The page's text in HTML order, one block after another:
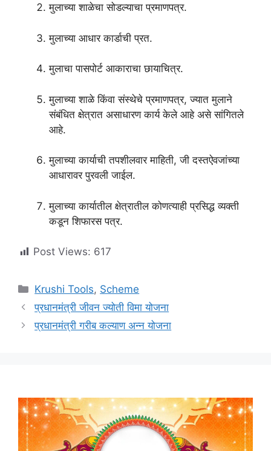
मुलाच्या शाळेचा सोडल्याचा प्रमाणपत्र.
मुलाच्या आधार कार्डाची प्रत.
मुलाचा पासपोर्ट आकाराचा छायाचित्र.
मुलाच्या शाळे किंवा संस्थेचे प्रमाणपत्र, ज्यात मुलाने
संबंधित क्षेत्रात असाधारण कार्य केले आहे असे सांगितले
आहे.
मुलाच्या कार्याची तपशीलवार माहिती, जी दस्तऐवजांच्या
आधारावर पुरवली जाईल.
मुलाच्या कार्यातील क्षेत्रातील कोणत्याही प्रसिद्ध व्यक्ती
कडून शिफारस पत्र.
Post Views: 617
Categories
Krushi Tools, Scheme
प्रधानमंत्री जीवन ज्योती विमा योजना
प्रधानमंत्री गरीब कल्याण अन्न योजना